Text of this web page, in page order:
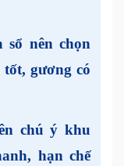
sổ nên chọn
tốt, gương có
chú ý khu
hạn chế